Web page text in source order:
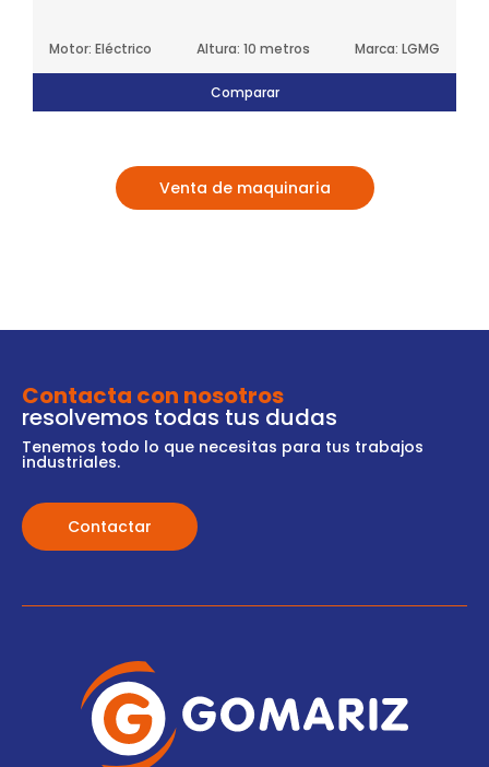
Motor: Eléctrico Altura: 10 metros Marca: LGMG
Comparar
Venta de maquinaria
Contacta con nosotros
resolvemos todas tus dudas
Tenemos todo lo que necesitas para tus trabajos
industriales.
Contactar